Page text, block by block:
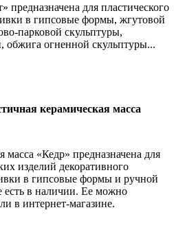
для пластического
в гипсовые формы, жгутовой
парковой скульптуры,
обжига огненной скульптуры...
керамическая масса
масса «Кедр» предназначена для
изделий декоративного
в гипсовые формы и ручной
есть в наличии. Ее можно
в интернет-магазине.